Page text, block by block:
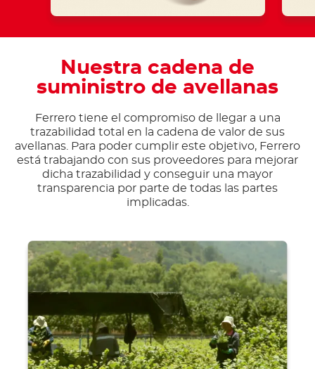
Nuestra cadena de
suministro de avellanas
Ferrero tiene el compromiso de llegar a una
trazabilidad total en la cadena de valor de sus
avellanas. Para poder cumplir este objetivo, Ferrero
está trabajando con sus proveedores para mejorar
dicha trazabilidad y conseguir una mayor
transparencia por parte de todas las partes
implicadas.